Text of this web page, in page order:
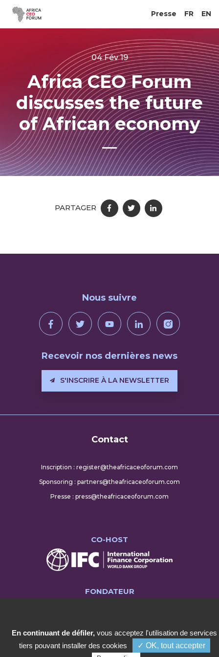
Presse FR EN
04 Fév 19
Africa CEO Forum
discusses the future
of African economy
PARTAGER
Nous suivre
Recevoir nos dernières news
S'INSCRIRE À LA NEWSLETTER
Contact
Inscription : register@theafricaceoforum.com
Sponsoring : partners@theafricaceoforum.com
Presse : press@theafricaceoforum.com
CO-HOST
FONDATEUR
En continuant de défiler, vous acceptez l'utilisation de services
tiers pouvant installer des cookies
✓ OK, tout accepter